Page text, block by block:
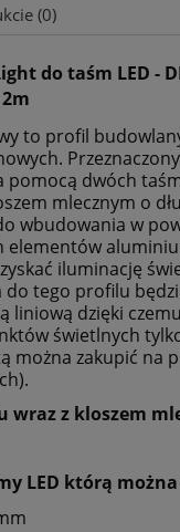
(0)
do taśm LED -
to profil
pomocą dwóch
mlecznym o
wbudowania w
elementów
iluminację
do tego profilu
liniową dzięki
świetlnych
można zakupić na
wraz z kloszem
LED którą